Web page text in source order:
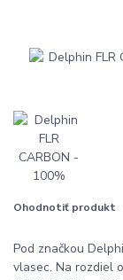
Ohodnotiť produkt
Pod značkou
vlasec. Na rozdiel